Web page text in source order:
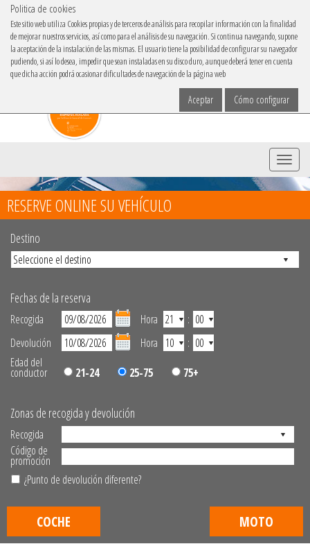
Politica de cookies
Este sitio web utiliza Cookies propias y de terceros de análisis para recopilar información con la finalidad
de mejorar nuestros servicios, así como para el análisis de su navegación. Si continua navegando, supone
la aceptación de la instalación de las mismas. El usuario tiene la posibilidad de configurar su navegador
pudiendo, si así lo desea, impedir que sean instaladas en su disco duro, aunque deberá tener en cuenta
que dicha acción podrá ocasionar dificultades de navegación de la página web
Cómo configurar
Aceptar
Elige tu idioma
Menu
RESERVE ONLINE SU VEHÍCULO
Destino
Fechas de la reserva
Recogida Hora
:
Devolución
Hora
:
Edad del
conductor 21-24 25-75 75+
Zonas de recogida y devolución
Recogida
Código de
promoción
¿Punto de devolución diferente?
COCHE MOTO